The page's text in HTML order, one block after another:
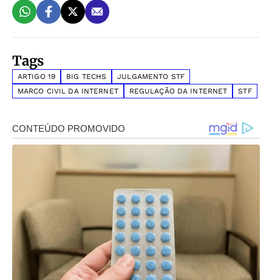
Tags
ARTIGO 19 BIG TECHS
JULGAMENTO STF
MARCO CIVIL DA INTERNET
REGULAÇÃO DA INTERNET STF